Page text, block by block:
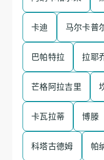
卡迪 马尔卡普
巴帕特拉 拉耶
芒格阿拉吉里
卡瓦拉蒂 博滕
科塔古德姆 帕